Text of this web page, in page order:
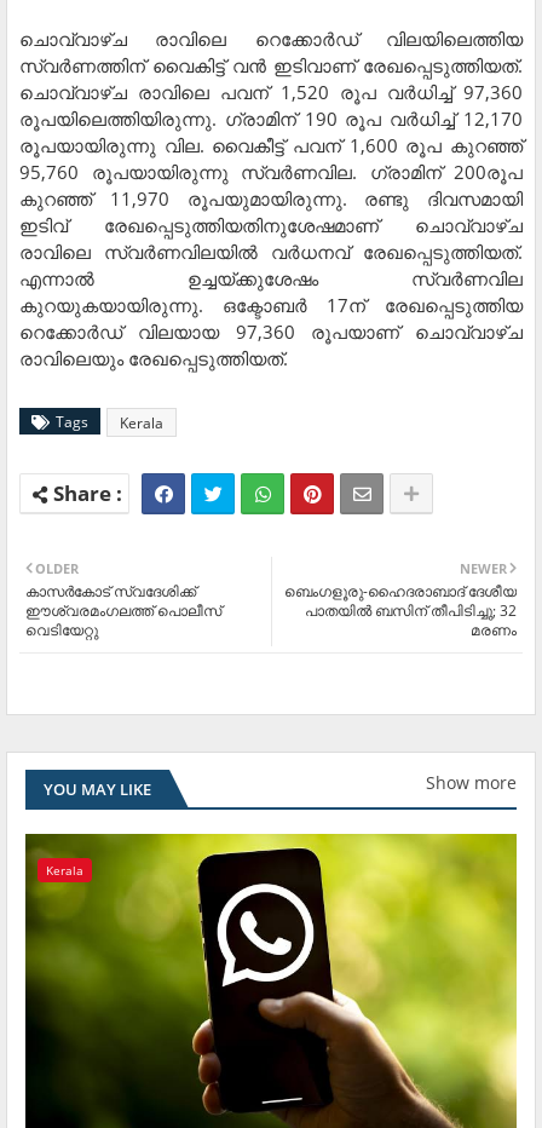
ചൊവ്വാഴ്ച രാവിലെ റെക്കോര്‍ഡ് വിലയിലെത്തിയ
സ്വര്‍ണത്തിന് വൈകിട്ട് വന്‍ ഇടിവാണ് രേഖപ്പെടുത്തിയത്.
ചൊവ്വാഴ്ച രാവിലെ പവന് 1,520 രൂപ വര്‍ധിച്ച് 97,360
രൂപയിലെത്തിയിരുന്നു. ഗ്രാമിന് 190 രൂപ വര്‍ധിച്ച് 12,170
രൂപയായിരുന്നു വില. വൈകീട്ട് പവന് 1,600 രൂപ കുറഞ്ഞ്
95,760 രൂപയായിരുന്നു സ്വര്‍ണവില. ഗ്രാമിന് 200രൂപ
കുറഞ്ഞ് 11,970 രൂപയുമായിരുന്നു. രണ്ടു ദിവസമായി
ഇടിവ് രേഖപ്പെടുത്തിയതിനുശേഷമാണ് ചൊവ്വാഴ്ച
രാവിലെ സ്വര്‍ണവിലയില്‍ വര്‍ധനവ് രേഖപ്പെടുത്തിയത്.
എന്നാല്‍ ഉച്ചയ്ക്കുശേഷം സ്വര്‍ണവില
കുറയുകയായിരുന്നു. ഒക്ടോബര്‍ 17ന് രേഖപ്പെടുത്തിയ
റെക്കോര്‍ഡ് വിലയായ 97,360 രൂപയാണ് ചൊവ്വാഴ്ച
രാവിലെയും രേഖപ്പെടുത്തിയത്.
Tags Kerala
NEWER
ബെംഗളൂരു-ഹൈദരാബാദ് ദേശീയ
പാതയില്‍ ബസിന് തീപിടിച്ചു; 32
മരണം
OLDER
കാസര്‍കോട് സ്വദേശിക്ക്
ഈശ്വരമംഗലത്ത് പൊലീസ്
വെടിയേറ്റു
YOU MAY LIKE Show more
Kerala